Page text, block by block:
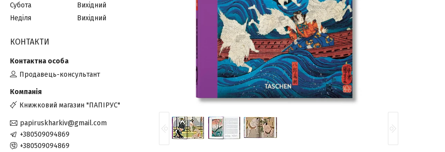
Субота
Вихідний
Неділя
Вихідний
КОНТАКТИ
Продавець-консультант
Книжковий магазин "ПАПІРУС"
papiruskharkiv@gmail.com
+380509094869
+380509094869